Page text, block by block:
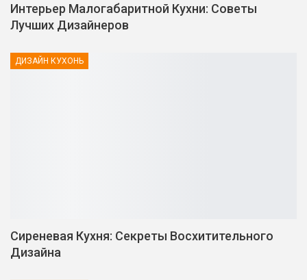
Интерьер Малогабаритной Кухни: Советы
Лучших Дизайнеров
ДИЗАЙН КУХОНЬ
Сиреневая Кухня: Секреты Восхитительного
Дизайна